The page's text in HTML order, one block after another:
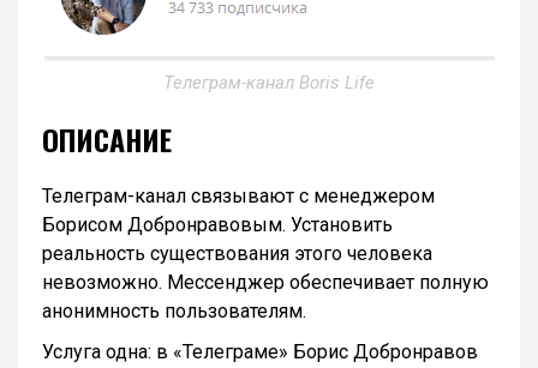
Телеграм-канал Boris Life
ОПИСАНИЕ
Телеграм-канал связывают с менеджером
Борисом Добронравовым. Установить
реальность существования этого человека
невозможно. Мессенджер обеспечивает полную
анонимность пользователям.
Услуга одна: в «Телеграме» Борис Добронравов